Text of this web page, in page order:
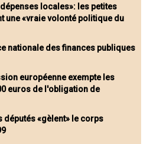
locales»: les petites
une «vraie volonté politique du
nationale des finances publiques
européenne exempte les
euros de l'obligation de
députés «gèlent» le corps